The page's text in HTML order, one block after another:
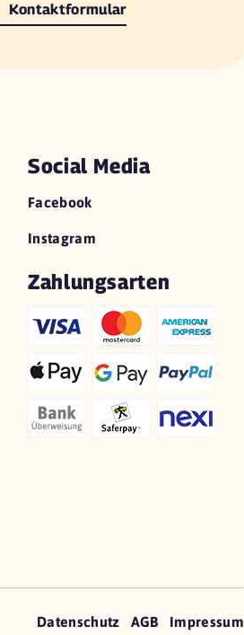
Kontaktformular
Social Media
Facebook
Instagram
Zahlungsarten
Datenschutz AGB Impressum